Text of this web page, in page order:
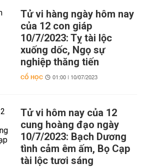
Tử vi hàng ngày hôm nay
của 12 con giáp
10/7/2023: Tỵ tài lộc
xuống dốc, Ngọ sự
nghiệp thăng tiến
CỔ HỌC 01:00 | 10/07/2023
Tử vi hôm nay của 12
cung hoàng đạo ngày
10/7/2023: Bạch Dương
tình cảm êm ấm, Bọ Cạp
tài lộc tươi sáng